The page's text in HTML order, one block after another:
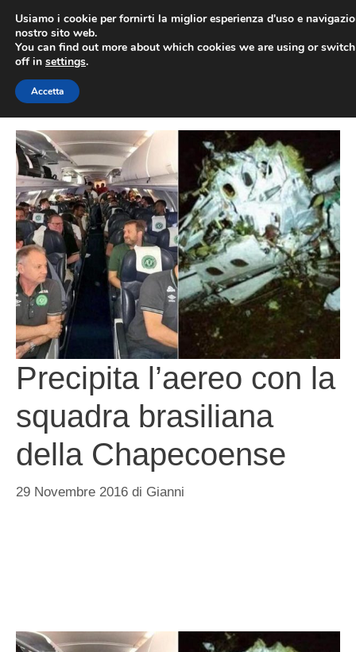
contenuto
Precipita l’aereo con la
squadra brasiliana
della Chapecoense
29 Novembre 2016 di Gianni
Usiamo i cookie per fornirti la miglior esperienza d'uso e
nostro sito web.
You can find out more about which cookies we are using or
off in settings.
Accetta